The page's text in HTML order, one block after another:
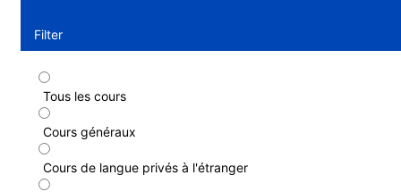
Filter
Tous les cours
Cours généraux
Cours de langue privés à l'étranger
Cours à temps partiel
Durée : 1 - 52 semaines
Niveau : Débutant à Proche de la langue maternelle (C2)
1 semaine